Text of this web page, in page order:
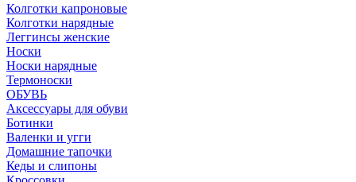
Колготки капроновые
Колготки нарядные
Леггинсы женские
Носки
Носки нарядные
Термоноски
ОБУВЬ
Аксессуары для обуви
Ботинки
Валенки и угги
Домашние тапочки
Кеды и слипоны